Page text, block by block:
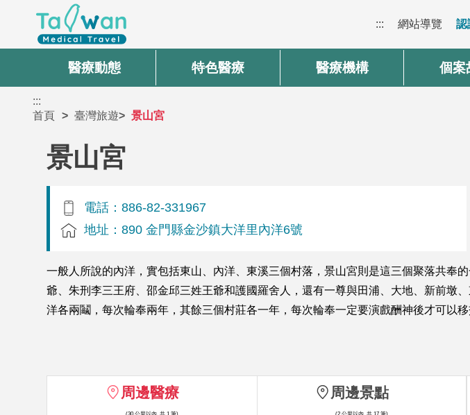
::: 網站導覽 認
醫療動態 特色醫療 醫療機構 個案
:::
首頁
臺灣旅遊 景山宮
景山宮
電話：886-82-331967
地址：890 金門縣金沙鎮大洋里內洋6號
一般人所說的內洋，實包括東山、內洋、東溪三個村落，景山宮則是這三個聚落共奉
爺、朱刑李三王府、邵金邱三姓王爺和護國羅舍人，還有一尊與田浦、大地、新前墩
洋各兩鬮，每次輪奉兩年，其餘三個村莊各一年，每次輪奉一定要演戲酬神後才可以移
周邊醫療 周邊景點